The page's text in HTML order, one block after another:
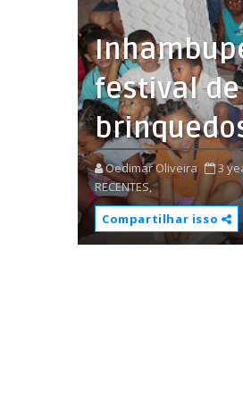
festival
Oedimar Oliveira 3
RECENTES,
Compartilhar isso